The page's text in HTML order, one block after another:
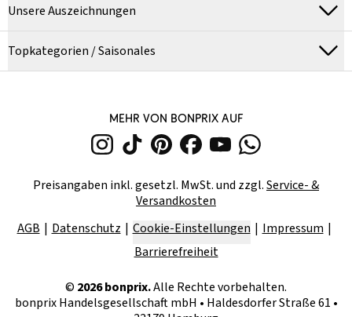
Unsere Auszeichnungen
Topkategorien / Saisonales
MEHR VON BONPRIX AUF
Preisangaben inkl. gesetzl. MwSt. und zzgl.Service- &
Versandkosten
AGB
Datenschutz Cookie-Einstellungen
Impressum
Barrierefreiheit
© 2026bonprix.Alle Rechte vorbehalten.
bonprix Handelsgesellschaft mbH • Haldesdorfer Straße 61 •